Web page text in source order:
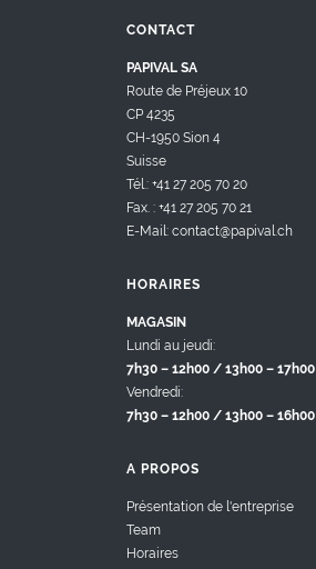
CONTACT
PAPIVAL SA
Route de Préjeux 10
CP 4235
CH-1950 Sion 4
Suisse
Tél.: +41 27 205 70 20
Fax. : +41 27 205 70 21
E-Mail: contact@papival.ch
HORAIRES
MAGASIN
Lundi au jeudi:
7h30 – 12h00 / 13h00 – 17h00
Vendredi:
7h30 – 12h00 / 13h00 – 16h00
A PROPOS
Présentation de l'entreprise
Team
Horaires